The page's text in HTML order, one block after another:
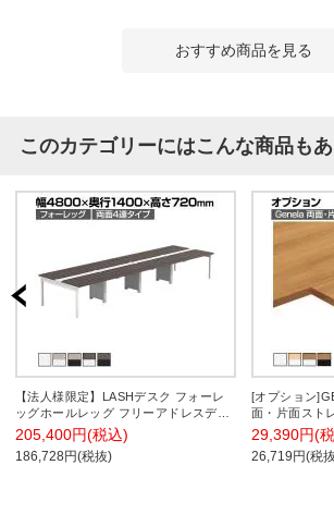
おすすめ商品を見る
このカテゴリーにはこんな商品も
【法人様限定】LASHデスク フォーレ
ッグホールレッグ フリーアドレスデス
ク 両面4連タイプ 配線ダクト付き 幅
4800×奥行1400×高さ720mm
205,400円(税込)
186,728円(税抜)
[オプション
面・片面スト
リーアドレス
320×奥行
(PLUS)
29,390円(
26,719円(税